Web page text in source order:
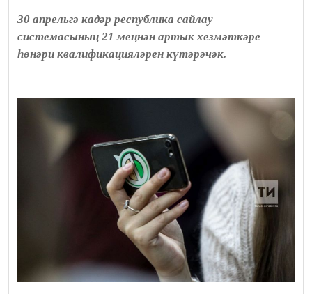
30 апрельгә кадәр республика сайлау
системасының 21 меңнән артык хезмәткәре
һөнәри квалификацияләрен күтәрәчәк.